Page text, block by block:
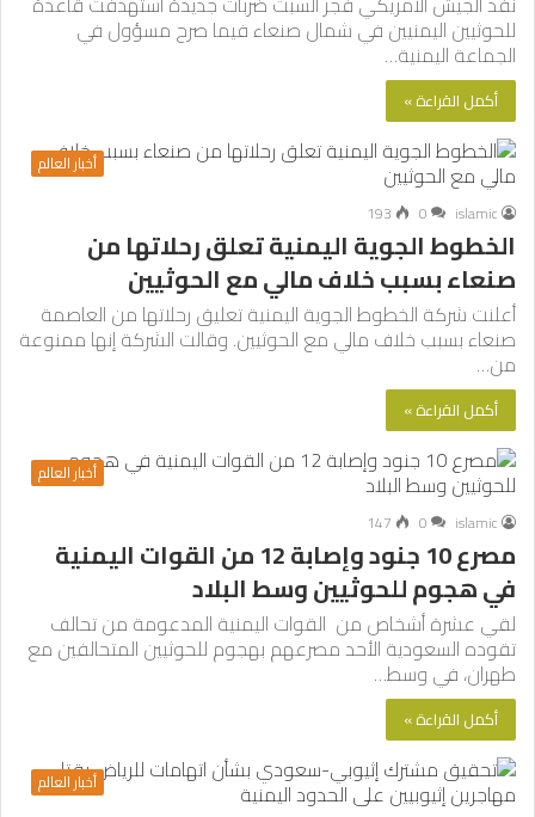
للحوثيين اليمنيين في شمال صنعاء فيما صرح مسؤول في
الجماعة اليمنية…
أكمل القراءة »
أخبار العالم
islamic
0
193
الخطوط الجوية اليمنية تعلق رحلاتها من
صنعاء بسبب خلاف مالي مع الحوثيين
أعلنت شركة الخطوط الجوية اليمنية تعليق رحلاتها من العاصمة
صنعاء بسبب خلاف مالي مع الحوثيين. وقالت الشركة إنها ممنوعة
من…
أكمل القراءة »
أخبار العالم
islamic
0
147
مصرع 10 جنود وإصابة 12 من القوات اليمنية
في هجوم للحوثيين وسط البلاد
لقي عشرة أشخاص من القوات اليمنية المدعومة من تحالف
تقوده السعودية الأحد مصرعهم بهجوم للحوثيين المتحالفين مع
طهران، في وسط…
أكمل القراءة »
أخبار العالم